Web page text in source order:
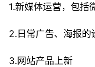
1.新媒体运营，包括
2.日常广告、海报的
3.网站产品上新